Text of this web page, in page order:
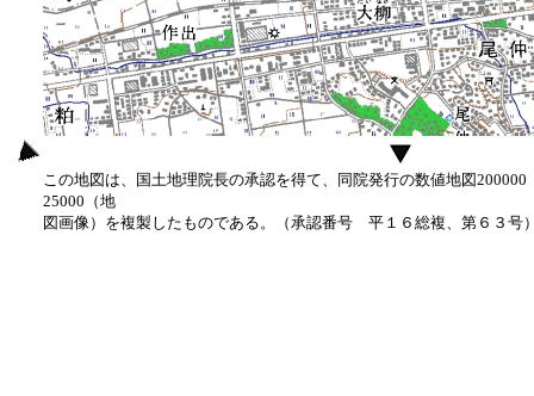
この地図は、国土地理院長の承認を得て、同院発行の数値地図
25000（地
図画像）を複製したものである。（承認番号 平１６総複、第６３号